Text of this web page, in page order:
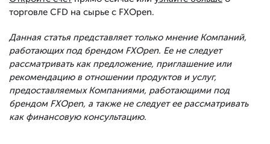
торговле CFD на сырье с FXOpen.
Данная статья представляет только мнение Компаний,
работающих под брендом FXOpen. Ее не следует
рассматривать как предложение, приглашение или
рекомендацию в отношении продуктов и услуг,
предоставляемых Компаниями, работающими под
брендом FXOpen, а также не следует ее рассматривать
как финансовую консультацию.